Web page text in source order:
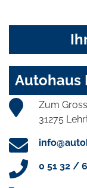
Autohaus
Zum
31275
0 51 32 /